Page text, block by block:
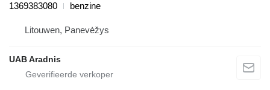
1369383080
benzine
Litouwen, Panevėžys
UAB Aradnis